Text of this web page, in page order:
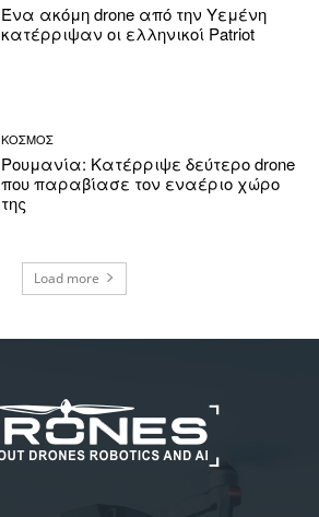
Ένα ακόμη drone από την Υεμένη
κατέρριψαν οι ελληνικοί Patriot
ΚΟΣΜΟΣ
Ρουμανία: Κατέρριψε δεύτερο drone
που παραβίασε τον εναέριο χώρο
της
Load more